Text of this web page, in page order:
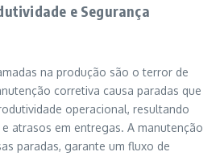
e Segurança
na produção são o terror de
corretiva causa paradas que
operacional, resultando
atrasos em entregas. A manutenção
paradas, garante um fluxo de